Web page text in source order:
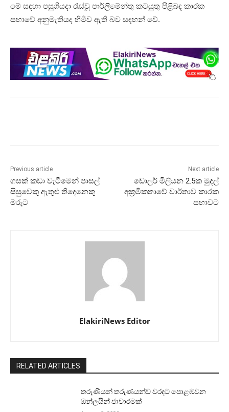
මේ සඳහා පසුගියදා රැස්වූ පාර්ලිමේන්තු කටයුතු පිළිබඳ කාරක
සභාවේ අනුමැතියද හිමිව ඇති බව සඳහන් වේ.
Previous article
ගසක් කඩා වැටීමෙන් පාසල්
සිසුවෙකු ඇතුළු තිදෙනෙකු
මරුට
Next article
ඩොලර් මිලියන 2.5ක මුදල්
අක්‍රමිකතාවේ වාර්තාව කාරක
සභාවට
ElakiriNews Editor
RELATED ARTICLES
තරුණියන් තරුණයන්ව වරදට පොළඹවන
ඔන්ලයින් ජාවාරමක්